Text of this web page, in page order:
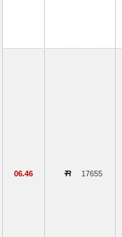
06.46 17655